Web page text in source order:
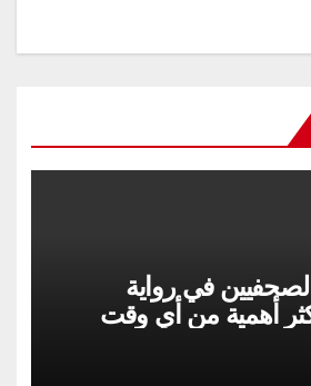
في رواية
أهمية من أي وقت